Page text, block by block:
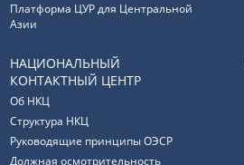
Платформа ЦУР для Центральной
Азии
НАЦИОНАЛЬНЫЙ
КОНТАКТНЫЙ ЦЕНТР
Об НКЦ
Структура НКЦ
Руководящие принципы ОЭСР
Должная осмотрительность